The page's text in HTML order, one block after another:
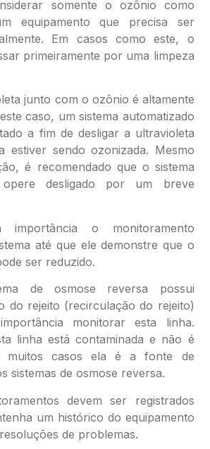
somente o ozônio como
equipamento que precisa ser
Em casos como este, o
primeiramente por uma limpeza
junto com o ozônio é altamente
caso, um sistema automatizado
a fim de desligar a ultravioleta
estiver sendo ozonizada. Mesmo
é recomendado que o sistema
desligado por um breve
o monitoramento
até que ele demonstre que o
ser reduzido.
de osmose reversa possui
do rejeito (recirculação do rejeito)
monitorar esta linha.
linha está contaminada e não é
muitos casos ela é a fonte de
sistemas de osmose reversa.
devem ser registrados
um histórico do equipamento
de problemas.